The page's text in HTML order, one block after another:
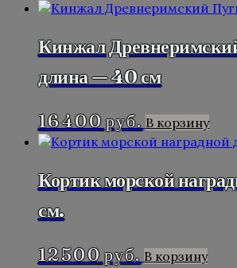
Кинжал
длина — 40 см
16 400руб. В корзину
Кортик морской
см.
12 500руб. В корзину